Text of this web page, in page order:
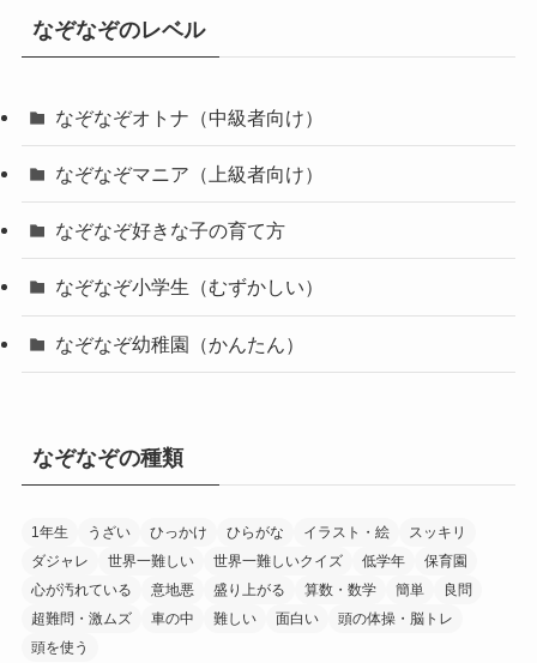
なぞなぞのレベル
なぞなぞオトナ（中級者向け）
なぞなぞマニア（上級者向け）
なぞなぞ好きな子の育て方
なぞなぞ小学生（むずかしい）
なぞなぞ幼稚園（かんたん）
なぞなぞの種類
1年生 うざい ひっかけ ひらがな イラスト・絵
スッキリ
ダジャレ
世界一難しい 世界一難しいクイズ 低学年
保育園
心が汚れている
意地悪 盛り上がる 算数・数学 簡単
良問
超難問・激ムズ
車の中 難しい 面白い
頭の体操・脳トレ
頭を使う